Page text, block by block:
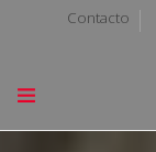
Contacto